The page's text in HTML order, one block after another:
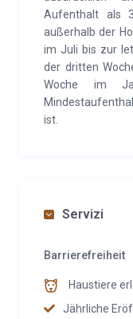
Aufenthalt als
außerhalb der
im Juli bis zur
der dritten
Woche im
ist.
Servizi
Barrierefreiheit
Haustiere
Jährliche